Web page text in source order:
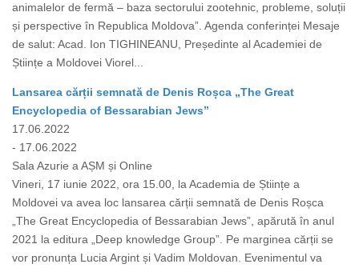
animalelor de fermă – baza sectorului zootehnic, probleme, soluții
și perspective în Republica Moldova”. Agenda conferinței Mesaje
de salut: Acad. Ion TIGHINEANU, Președinte al Academiei de
Științe a Moldovei Viorel...
Lansarea cărții semnată de Denis Roșca „The Great
Encyclopedia of Bessarabian Jews”
17.06.2022
- 17.06.2022
Sala Azurie a AȘM și Online
Vineri, 17 iunie 2022, ora 15.00, la Academia de Științe a
Moldovei va avea loc lansarea cărții semnată de Denis Roșca
„The Great Encyclopedia of Bessarabian Jews”, apărută în anul
2021 la editura „Deep knowledge Group”. Pe marginea cărții se
vor pronunța Lucia Argint și Vadim Moldovan. Evenimentul va